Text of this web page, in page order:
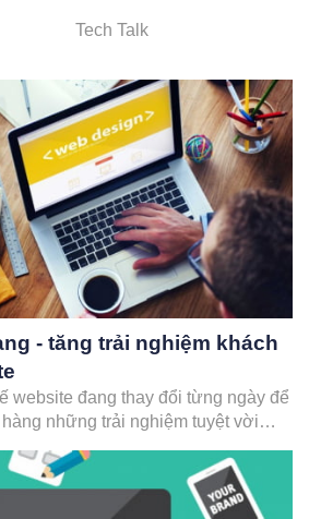
Tech Talk
- tăng trải nghiệm khách
website đang thay đổi từng ngày để
những trải nghiệm tuyệt vời
phổ biến hơn. Năm 2017 đây là xu